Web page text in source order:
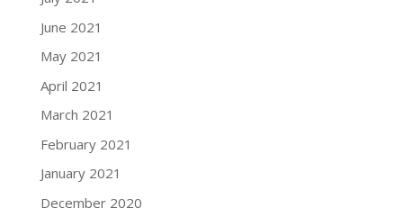
June 2021
May 2021
April 2021
March 2021
February 2021
January 2021
December 2020